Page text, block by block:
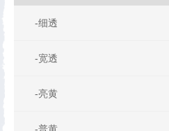
-细透
-宽透
-亮黄